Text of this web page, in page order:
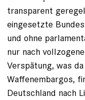
transparent
eingesetzte
und ohne
nur nach
Verspätung, was
Waffenembargos,
Deutschland nach